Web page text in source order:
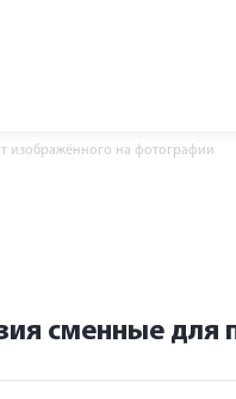
изображённого на фотографии
сменные